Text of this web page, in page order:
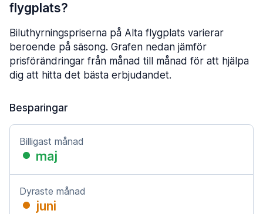
flygplats?
Biluthyrningspriserna på Alta flygplats varierar
beroende på säsong. Grafen nedan jämför
prisförändringar från månad till månad för att hjälpa
dig att hitta det bästa erbjudandet.
Besparingar
Billigast månad
maj
Dyraste månad
juni